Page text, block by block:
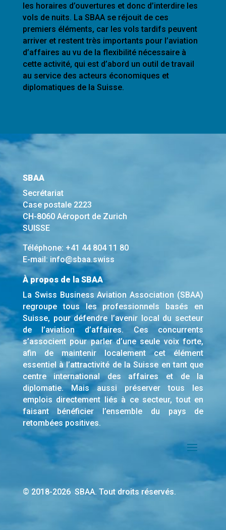
les horaires d’ouvertures et donc d’interdire les
vols de nuits. La SBAA se réjouit de ces
premiers éléments, car les vols tardifs peuvent
arriver et restent très importants pour l’aviation
d’affaires au vu de la flexibilité nécessaire à
cette activité, qui est d’abord un outil de travail
au service des acteurs économiques et
diplomatiques de la Suisse.
SBAA
Secrétariat
Case postale 2223
CH-8060 Aéroport de Zurich
SUISSE
Téléphone: +41 44 804 11 80
E-mail: info@sbaa.swiss
À propos de la SBAA
La Swiss Business Aviation Association (SBAA)
regroupe tous les professionnels basés en
Suisse, pour défendre l’avenir local du secteur
de l’aviation d’affaires. Ces concurrents
s’associent pour parler d’une seule voix forte,
afin de maintenir localement cet élément
essentiel à l’attractivité de la Suisse en tant que
centre international des affaires et de la
diplomatie. Mais aussi préserver tous les
emplois directement liés à ce secteur, tout en
faisant bénéficier l’ensemble du pays de
retombées positives.
© 2018-2026 SBAA. Tout droits réservés.